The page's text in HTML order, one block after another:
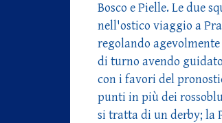
Bosco e Pielle. Le due
nell'ostico viaggio a
regolando
di turno avendo
con i favori del
punti in più dei
si tratta di un derby; la